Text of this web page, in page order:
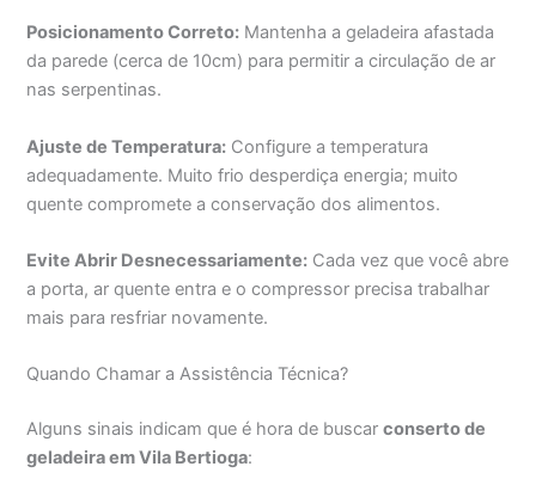
Posicionamento Correto: Mantenha a geladeira afastada
da parede (cerca de 10cm) para permitir a circulação de ar
nas serpentinas.
Ajuste de Temperatura: Configure a temperatura
adequadamente. Muito frio desperdiça energia; muito
quente compromete a conservação dos alimentos.
Evite Abrir Desnecessariamente: Cada vez que você abre
a porta, ar quente entra e o compressor precisa trabalhar
mais para resfriar novamente.
Quando Chamar a Assistência Técnica?
Alguns sinais indicam que é hora de buscarconserto de
geladeira em Vila Bertioga: